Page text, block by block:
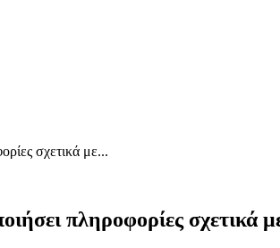
σχετικά με...
πληροφορίες σχετικά